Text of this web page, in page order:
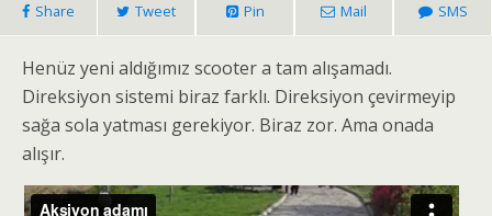
Share Tweet Pin Mail SMS
Henüz yeni aldığımız scooter a tam alışamadı.
Direksiyon sistemi biraz farklı. Direksiyon çevirmeyip
sağa sola yatması gerekiyor. Biraz zor. Ama onada
alışır.